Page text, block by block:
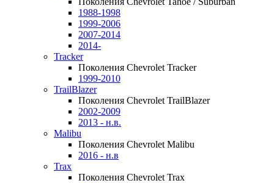
1988-1998
1999-2006
2007-2014
2014-
Tracker
Поколения Chevrolet Tracker
1999-2010
TrailBlazer
Поколения Chevrolet TrailBlazer
2002-2009
2013 - н.в.
Malibu
Поколения Chevrolet Malibu
2016 - н.в
Trax
Поколения Chevrolet Trax